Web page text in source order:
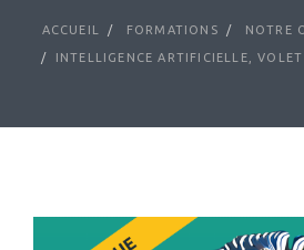
ACCUEIL FORMATIONS NOTRE
INTELLIGENCE ARTIFICIELLE,